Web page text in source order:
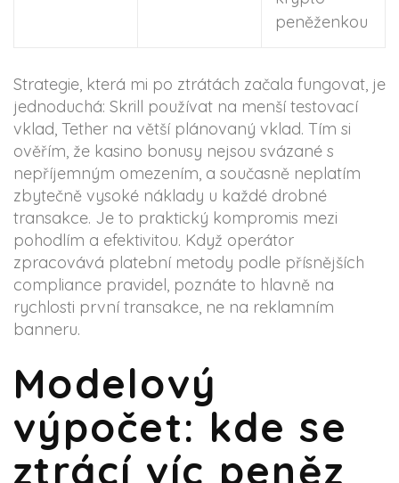
peněženkou
Strategie, která mi po ztrátách začala fungovat, je
jednoduchá: Skrill používat na menší testovací
vklad, Tether na větší plánovaný vklad. Tím si
ověřím, že kasino bonusy nejsou svázané s
nepříjemným omezením, a současně neplatím
zbytečně vysoké náklady u každé drobné
transakce. Je to praktický kompromis mezi
pohodlím a efektivitou. Když operátor
zpracovává platební metody podle přísnějších
compliance pravidel, poznáte to hlavně na
rychlosti první transakce, ne na reklamním
banneru.
Modelový
výpočet: kde se
ztrácí víc peněz